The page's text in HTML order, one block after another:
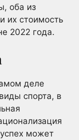
оба из
их стоимость
2022 года.
деле
спорта, в
может